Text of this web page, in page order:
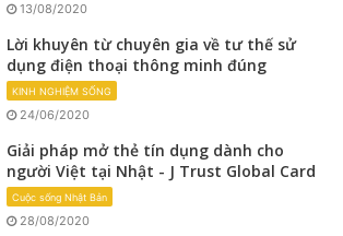
13/08/2020
Lời khuyên từ chuyên gia về tư thế sử
dụng điện thoại thông minh đúng
KINH NGHIỆM SỐNG
24/06/2020
Giải pháp mở thẻ tín dụng dành cho
người Việt tại Nhật - J Trust Global Card
Cuộc sống Nhật Bản
28/08/2020